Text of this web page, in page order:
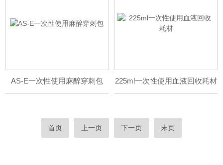
AS-E一次性使用麻醉穿刺包 225ml一次性使用血液回收耗材
首页 上一页 下一页 末页